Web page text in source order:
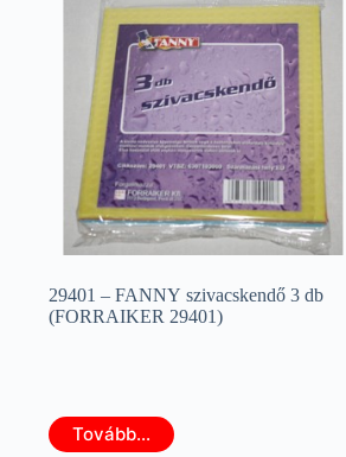
29401 – FANNY szivacskendő 3 db
(FORRAIKER 29401)
Tovább...